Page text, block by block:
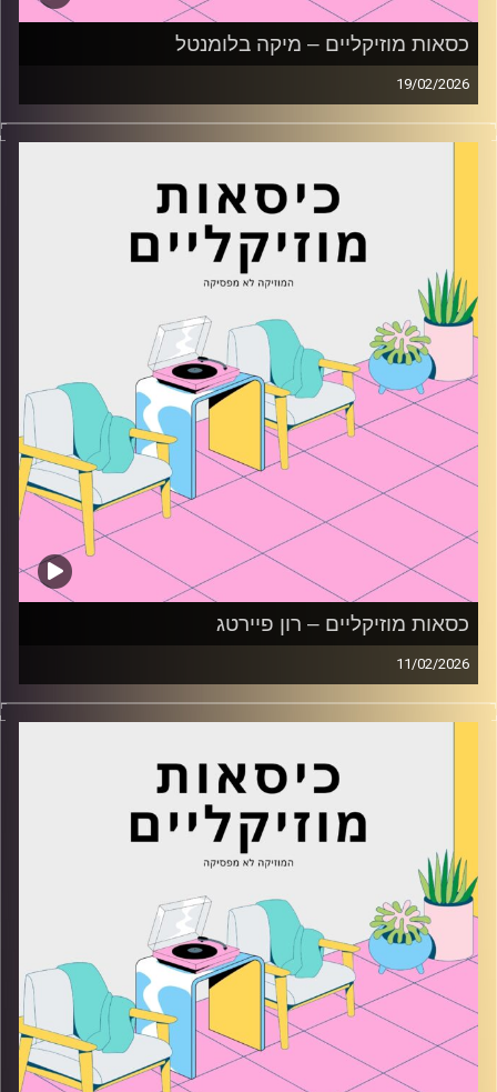
כסאות מוזיקליים – מיקה בלומנטל
19/02/2026
כסאות מוזיקליים עם מיקה בלומנטל
כסאות מוזיקליים – רון פיירטג
11/02/2026
כסאות מוזיקליים עם רון פיירטג